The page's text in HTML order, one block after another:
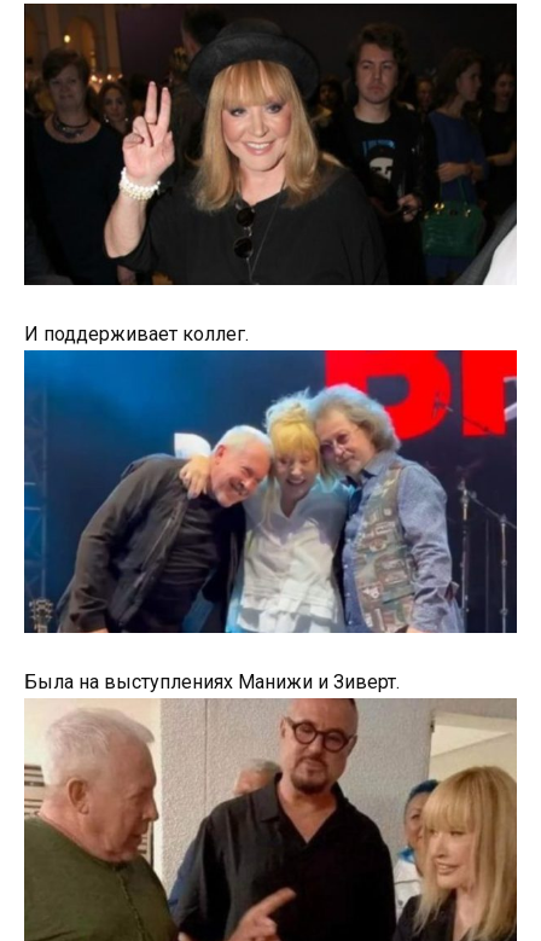
И поддерживает коллег.
Была на выступлениях Манижи и Зиверт.